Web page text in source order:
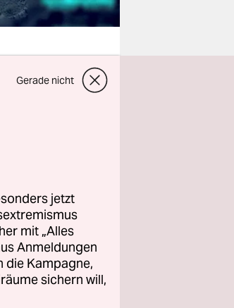
Gerade nicht
jetzt
mit „Alles
Anmeldungen
die Kampagne,
sichern will,